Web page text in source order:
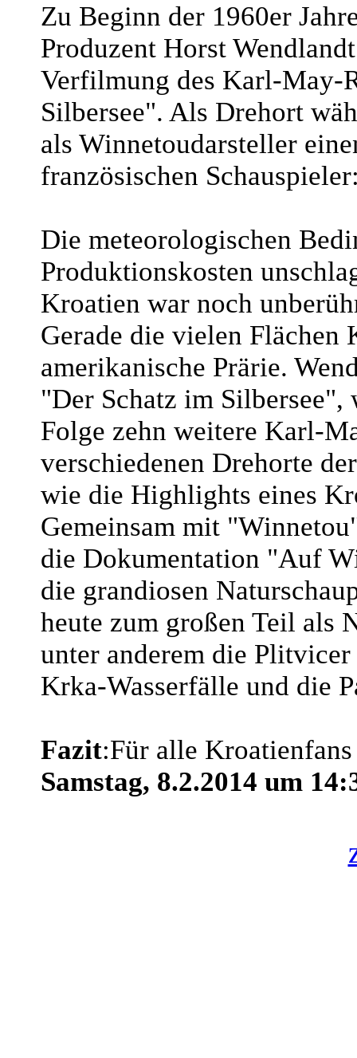
Zu Beginn der 1960er
Produzent Horst
Verfilmung des Karl-May-
Silbersee". Als Drehort
als Winnetoudarsteller
französischen
Die meteorologischen
Produktionskosten
Kroatien war noch
Gerade die vielen Flächen
amerikanische Prärie.
"Der Schatz im
Folge zehn weitere Karl-
verschiedenen Drehorte
wie die Highlights eines
Gemeinsam mit
die Dokumentation "Auf
die grandiosen
heute zum großen Teil als
unter anderem die
Krka-Wasserfälle und die
Fazit:Für alle
Samstag, 8.2.2014 um